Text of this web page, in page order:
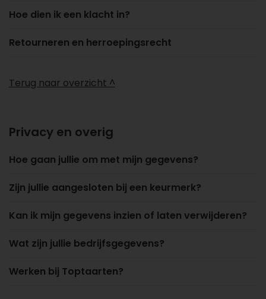
Hoe dien ik een klacht in?
Retourneren en herroepingsrecht
Terug naar overzicht ^
Privacy en overig
Hoe gaan jullie om met mijn gegevens?
Zijn jullie aangesloten bij een keurmerk?
Kan ik mijn gegevens inzien of laten verwijderen?
Wat zijn jullie bedrijfsgegevens?
Werken bij Toptaarten?